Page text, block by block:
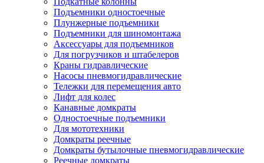
Подъемники одностоечные
Плунжерные подъемники
Подъемники для шиномонтажа
Аксессуары для подъемников
Для погрузчиков и штабелеров
Краны гидравлические
Насосы пневмогидравлические
Тележки для перемещения авто
Лифт для колес
Канавные домкраты
Одностоечные подъемники
Для мототехники
Домкраты реечные
Домкраты бутылочные пневмогидравлические
Реечные домкраты